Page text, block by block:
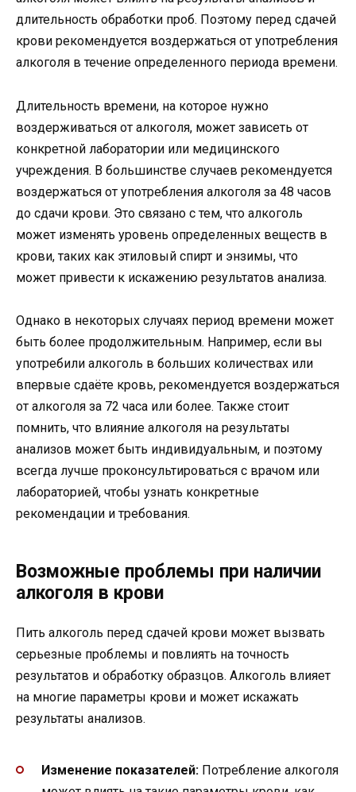
длительность обработки проб. Поэтому перед сдачей
крови рекомендуется воздержаться от употребления
алкоголя в течение определенного периода времени.
Длительность времени, на которое нужно
воздерживаться от алкоголя, может зависеть от
конкретной лаборатории или медицинского
учреждения. В большинстве случаев рекомендуется
воздержаться от употребления алкоголя за 48 часов
до сдачи крови. Это связано с тем, что алкоголь
может изменять уровень определенных веществ в
крови, таких как этиловый спирт и энзимы, что
может привести к искажению результатов анализа.
Однако в некоторых случаях период времени может
быть более продолжительным. Например, если вы
употребили алкоголь в больших количествах или
впервые сдаёте кровь, рекомендуется воздержаться
от алкоголя за 72 часа или более. Также стоит
помнить, что влияние алкоголя на результаты
анализов может быть индивидуальным, и поэтому
всегда лучше проконсультироваться с врачом или
лабораторией, чтобы узнать конкретные
рекомендации и требования.
Возможные проблемы при наличии
алкоголя в крови
Пить алкоголь перед сдачей крови может вызвать
серьезные проблемы и повлиять на точность
результатов и обработку образцов. Алкоголь влияет
на многие параметры крови и может искажать
результаты анализов.
Изменение показателей: Потребление алкоголя